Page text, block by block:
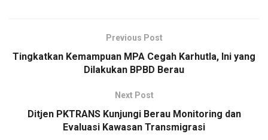
Previous Post
Tingkatkan Kemampuan MPA Cegah Karhutla, Ini yang
Dilakukan BPBD Berau
Next Post
Ditjen PKTRANS Kunjungi Berau Monitoring dan
Evaluasi Kawasan Transmigrasi